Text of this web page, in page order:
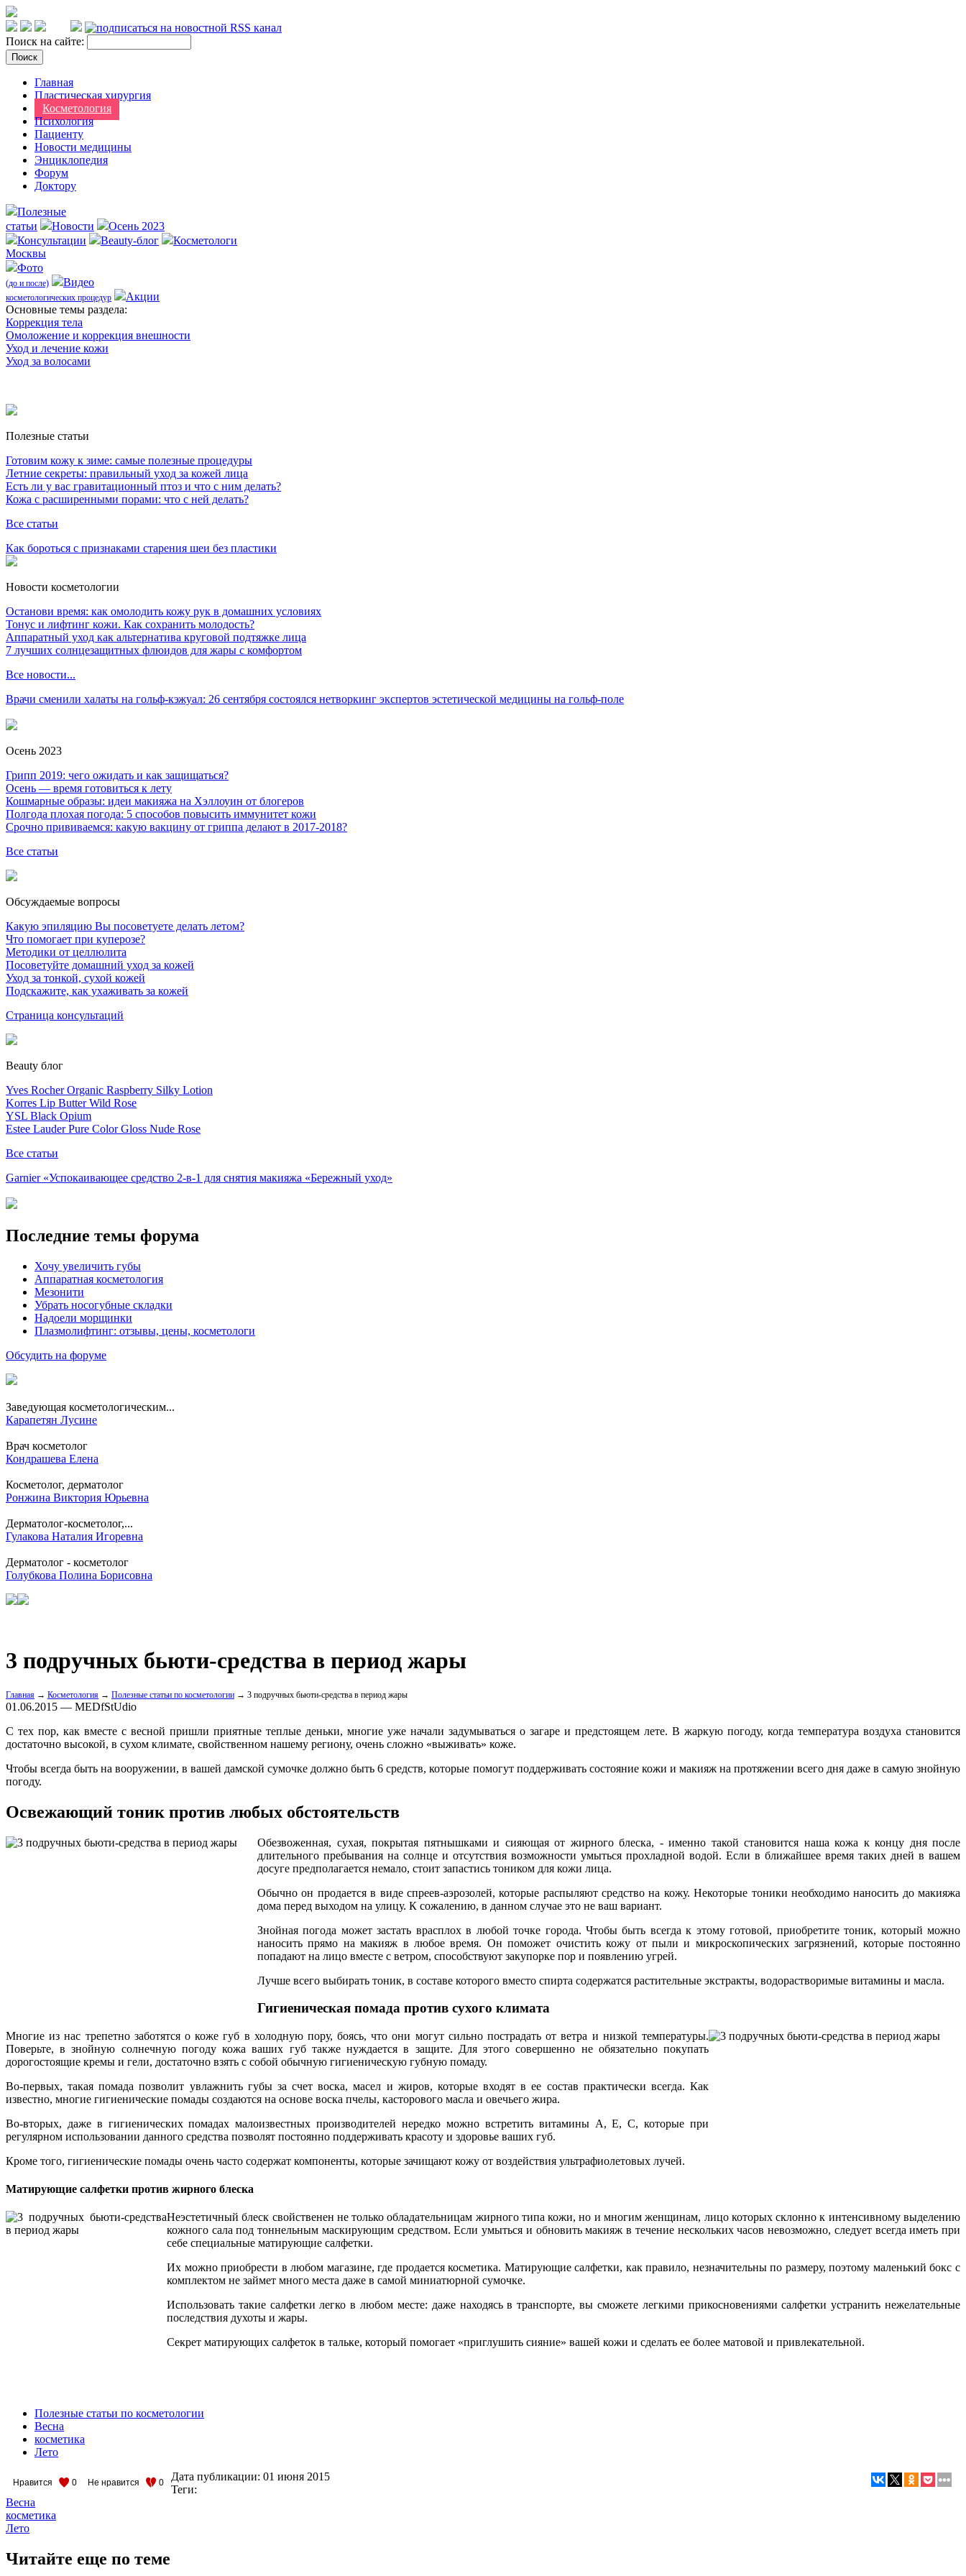
Поиск на сайте:
Главная
Пластическая хирургия
Косметология
Психология
Пациенту
Новости медицины
Энциклопедия
Форум
Доктору
Полезные
статьи
Новости
Осень 2023
Консультации
Beauty-блог
Косметологи
Москвы
Фото
(до и после) Видео
косметологических процедур
Акции
Оcновные темы раздела:
Коррекция тела
Омоложение и коррекция внешности
Уход и лечение кожи
Уход за волосами
Полезные статьи
Готовим кожу к зиме: самые полезные процедуры
Летние секреты: правильный уход за кожей лица
Есть ли у вас гравитационный птоз и что с ним делать?
Кожа с расширенными порами: что с ней делать?
Все статьи
Как бороться с признаками старения шеи без пластики
Новости косметологии
Останови время: как омолодить кожу рук в домашних условиях
Тонус и лифтинг кожи. Как сохранить молодость?
Аппаратный уход как альтернатива круговой подтяжке лица
7 лучших солнцезащитных флюидов для жары с комфортом
Все новости...
Врачи сменили халаты на гольф-кэжуал: 26 сентября состоялся нетворкинг экспертов эстетической медицины на гольф-поле
Осень 2023
Грипп 2019: чего ожидать и как защищаться?
Осень — время готовиться к лету
Кошмарные образы: идеи макияжа на Хэллоуин от блогеров
Полгода плохая погода: 5 способов повысить иммунитет кожи
Срочно прививаемся: какую вакцину от гриппа делают в 2017-2018?
Все статьи
Обсуждаемые вопросы
Какую эпиляцию Вы посоветуете делать летом?
Что помогает при куперозе?
Методики от целлюлита
Посоветуйте домашний уход за кожей
Уход за тонкой, сухой кожей
Подскажите, как ухаживать за кожей
Страница консультаций
Beauty блог
Yves Rocher Organic Raspberry Silky Lotion
Korres Lip Butter Wild Rose
YSL Black Opium
Estee Lauder Pure Color Gloss Nude Rose
Все статьи
Garnier «Успокаивающее средство 2-в-1 для снятия макияжа «Бережный уход»
Последние темы форума
Хочу увеличить губы
Аппаратная косметология
Мезонити
Убрать носогубные складки
Надоели морщинки
Плазмолифтинг: отзывы, цены, косметологи
Обсудить на форуме
Заведующая косметологическим...
Карапетян Лусине
Врач косметолог
Кондрашева Елена
Косметолог, дерматолог
Ронжина Виктория Юрьевна
Дерматолог-косметолог,...
Гулакова Наталия Игоревна
Дерматолог - косметолог
Голубкова Полина Борисовна
3 подручных бьюти-средства в период жары
Главная → Косметология → Полезные статьи по косметологии → 3 подручных бьюти-средства в период жары
01.06.2015 — MEDfStUdio
С тех пор, как вместе с весной пришли приятные теплые деньки, многие уже начали задумываться о загаре и предстоящем лете. В жаркую погоду, когда температура воздуха становится
достаточно высокой, в сухом климате, свойственном нашему региону, очень сложно «выживать» коже.
Чтобы всегда быть на вооружении, в вашей дамской сумочке должно быть 6 средств, которые помогут поддерживать состояние кожи и макияж на протяжении всего дня даже в самую знойную
погоду.
Освежающий тоник против любых обстоятельств
Обезвоженная, сухая, покрытая пятнышками и сияющая от жирного блеска, - именно такой становится наша кожа к концу дня после
длительного пребывания на солнце и отсутствия возможности умыться прохладной водой. Если в ближайшее время таких дней в вашем
досуге предполагается немало, стоит запастись тоником для кожи лица.
Обычно он продается в виде спреев-аэрозолей, которые распыляют средство на кожу. Некоторые тоники необходимо наносить до макияжа
дома перед выходом на улицу. К сожалению, в данном случае это не ваш вариант.
Знойная погода может застать врасплох в любой точке города. Чтобы быть всегда к этому готовой, приобретите тоник, который можно
наносить прямо на макияж в любое время. Он поможет очистить кожу от пыли и микроскопических загрязнений, которые постоянно
попадают на лицо вместе с ветром, способствуют закупорке пор и появлению угрей.
Лучше всего выбирать тоник, в составе которого вместо спирта содержатся растительные экстракты, водорастворимые витамины и масла.
Гигиеническая помада против сухого климата
Многие из нас трепетно заботятся о коже губ в холодную пору, боясь, что они могут сильно пострадать от ветра и низкой температуры.
Поверьте, в знойную солнечную погоду кожа ваших губ также нуждается в защите. Для этого совершенно не обязательно покупать
дорогостоящие кремы и гели, достаточно взять с собой обычную гигиеническую губную помаду.
Во-первых, такая помада позволит увлажнить губы за счет воска, масел и жиров, которые входят в ее состав практически всегда. Как
известно, многие гигиенические помады создаются на основе воска пчелы, касторового масла и овечьего жира.
Во-вторых, даже в гигиенических помадах малоизвестных производителей нередко можно встретить витамины А, Е, С, которые при
регулярном использовании данного средства позволят постоянно поддерживать красоту и здоровье ваших губ.
Кроме того, гигиенические помады очень часто содержат компоненты, которые зачищают кожу от воздействия ультрафиолетовых лучей.
Матирующие салфетки против жирного блеска
Неэстетичный блеск свойственен не только обладательницам жирного типа кожи, но и многим женщинам, лицо которых склонно к интенсивному выделению
кожного сала под тоннельным маскирующим средством. Если умыться и обновить макияж в течение нескольких часов невозможно, следует всегда иметь при
себе специальные матирующие салфетки.
Их можно приобрести в любом магазине, где продается косметика. Матирующие салфетки, как правило, незначительны по размеру, поэтому маленький бокс с
комплектом не займет много места даже в самой миниатюрной сумочке.
Использовать такие салфетки легко в любом месте: даже находясь в транспорте, вы сможете легкими прикосновениями салфетки устранить нежелательные
последствия духоты и жары.
Секрет матирующих салфеток в тальке, который помогает «приглушить сияние» вашей кожи и сделать ее более матовой и привлекательной.
Полезные статьи по косметологии
Весна
косметика
Лето
Нравится 0 Не нравится 0 Дата публикации: 01 июня 2015
Теги:
Весна
косметика
Лето
Читайте еще по теме